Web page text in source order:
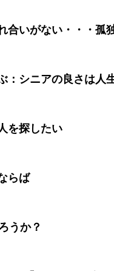
合いがない・・・孤
：シニアの良さは人
を探したい
らば
うか？